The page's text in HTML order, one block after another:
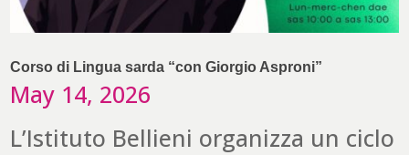
Corso di Lingua sarda “con Giorgio Asproni”
May 14, 2026
L’Istituto Bellieni organizza un ciclo